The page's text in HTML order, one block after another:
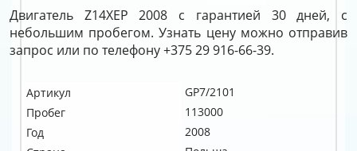
Двигатель Z14XEP 2008 с гарантией 30 дней, с
небольшим пробегом. Узнать цену можно отправив
запрос или по телефону +375 29 916-66-39.
Артикул
GP7/2101
Пробег
113000
Год
2008